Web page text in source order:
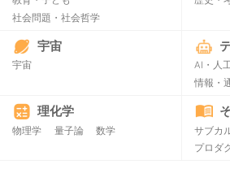
社会問題・社会哲学
宇宙
宇宙 AI・人
情報・
理化学
物理学 量子論 数学 サブカ
プロダ